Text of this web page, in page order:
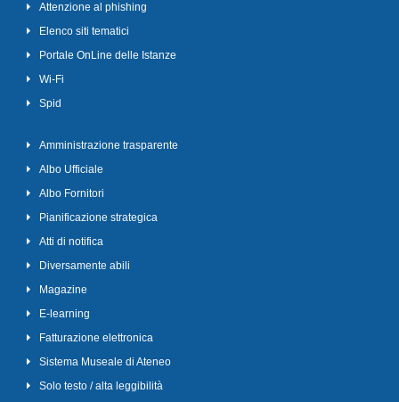
Attenzione al phishing
Elenco siti tematici
Portale OnLine delle Istanze
Wi-Fi
Spid
Amministrazione trasparente
Albo Ufficiale
Albo Fornitori
Pianificazione strategica
Atti di notifica
Diversamente abili
Magazine
E-learning
Fatturazione elettronica
Sistema Museale di Ateneo
Solo testo / alta leggibilità